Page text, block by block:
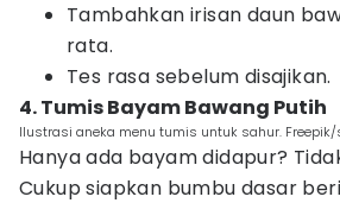
Tambahkan irisan daun
rata.
Tes rasa sebelum disajikan.
4. Tumis Bayam Bawang Putih
Ilustrasi aneka menu tumis untuk sahur.
Hanya ada bayam didapur?
Cukup siapkan bumbu dasar